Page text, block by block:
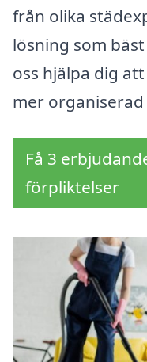
från olika
lösning som
oss hjälpa dig
mer
Få 3
förpliktelser